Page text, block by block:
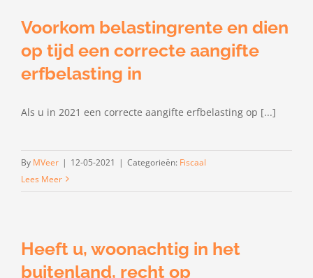
Voorkom belastingrente en dien
op tijd een correcte aangifte
erfbelasting in
Als u in 2021 een correcte aangifte erfbelasting op [...]
By MVeer | 12-05-2021 | Categorieën: Fiscaal
Lees Meer
Heeft u, woonachtig in het
buitenland, recht op